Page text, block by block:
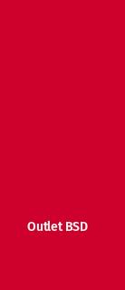
Outlet BSD